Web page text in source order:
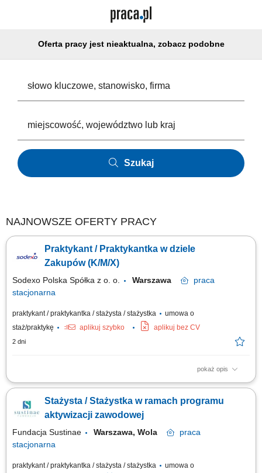
Oferta pracy jest nieaktualna, zobacz podobne
Szukaj
NAJNOWSZE OFERTY PRACY
Praktykant / Praktykantka w dziele
Zakupów (K/M/X)
Sodexo Polska Spółka z o. o. Warszawa
praca
stacjonarna
praktykant / praktykantka / stażysta / stażystka
umowa o
staż/praktykę
aplikuj szybko aplikuj bez CV
2 dni
pokaż opis
Zadania: Aktualizowanie oraz weryfikowanie danych w bazie dostawców;
dokumentacji; Wspieranie zespołu zakupowego w codziennych pracach
administracyjnych i organizacyjnych;
Stażysta / Stażystka w ramach programu
aktywizacji zawodowej
Fundacja Sustinae Warszawa, Wola
praca
stacjonarna
praktykant / praktykantka / stażysta / stażystka
umowa o